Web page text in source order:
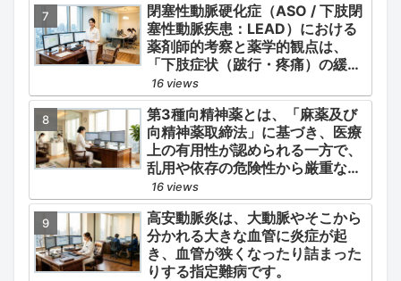
閉塞性動脈硬化症（ASO / 下肢閉
塞性動脈疾患：LEAD）における
薬剤師的考察と薬学的観点は、
「下肢症状（跛行・疼痛）の緩
和」と「全身性動脈硬化による脳
心血管イベント（脳梗塞・心筋梗
塞）の二次予防」の2軸を同時に
管理することにあります。
16 views
第3種向精神薬とは、「麻薬及び
向精神薬取締法」に基づき、医療
上の有用性が認められる一方で、
乱用や依存の危険性から厳重な管
理・規制が必要とされる薬物のう
ち、第1種・第2種よりも比較的リ
スクが低いと判断されて指定され
ている医薬品の分類です。
16 views
高安動脈炎は、大動脈やそこから
分かれる大きな血管に炎症が起
き、血管が狭くなったり詰まった
りする指定難病です。